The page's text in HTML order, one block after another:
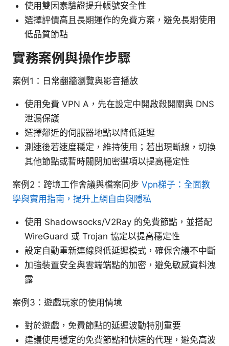
使用雙因素驗證提升帳號安全性
選擇評價高且長期運作的免費方案，避免長期使用
低品質節點
實務案例與操作步驟
案例1：日常翻牆瀏覽與影音播放
使用免費 VPN A，先在設定中開啟殺開關與 DNS
泄漏保護
選擇鄰近的伺服器地點以降低延遲
測速後若速度穩定，維持使用；若出現斷線，切換
其他節點或暫時關閉加密選項以提高穩定性
案例2：跨境工作會議與檔案同步 Vpn梯子：全面教
學與實用指南，提升上網自由與隱私
使用 Shadowsocks/V2Ray 的免費節點，並搭配
WireGuard 或 Trojan 協定以提高穩定性
設定自動重新連線與低延遲模式，確保會議不中斷
加強裝置安全與雲端端點的加密，避免敏感資料洩
露
案例3：遊戲玩家的使用情境
對於遊戲，免費節點的延遲波動特別重要
建議使用穩定的免費節點和快速的代理，避免高波